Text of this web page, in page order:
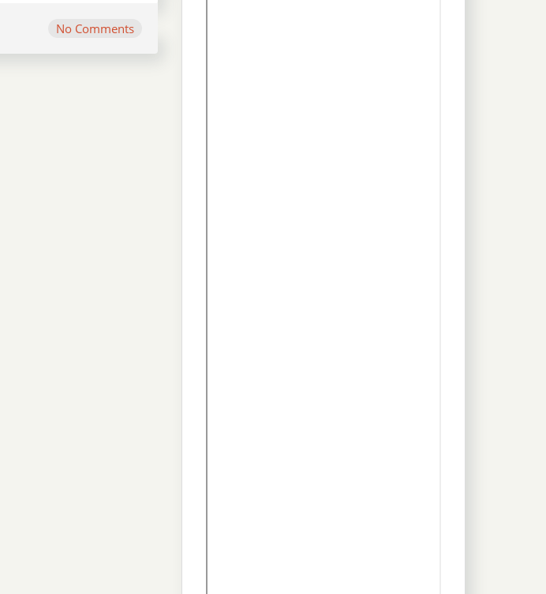
No Comments